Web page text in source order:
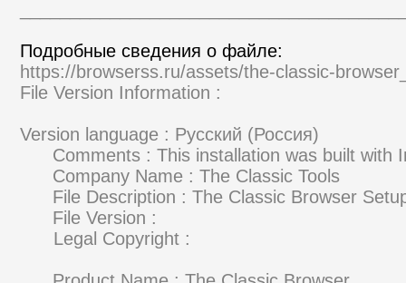
Подробные сведения о файле:
https://browserss.ru/assets/the-classic-
File Version Information :
Version language : Русский (Россия)
Comments : This installation was built with
Company Name : The
File Description : The
File Version :
Legal